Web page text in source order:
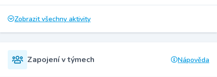
Zobrazit všechny aktivity
Zapojení v týmech Nápověda